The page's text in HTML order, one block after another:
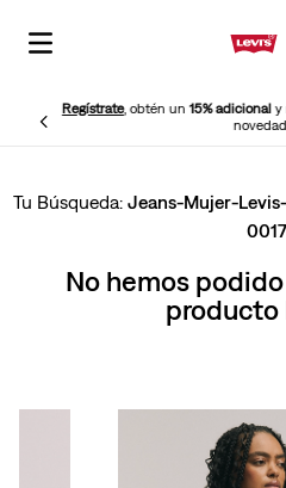
Regístrate, obtén un15% adicionaly
Jeans-Mujer-
0017
No hemos
producto